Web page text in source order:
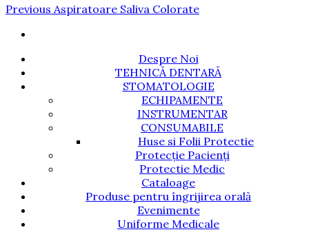
Navigare
articole
Previous
Previous Aspiratoare Saliva Colorate
Despre Noi
TEHNICĂ DENTARĂ
STOMATOLOGIE
ECHIPAMENTE
INSTRUMENTAR
CONSUMABILE
Huse si Folii Protectie
Protecție Pacienți
Protectie Medic
Cataloage
Produse pentru îngrijirea orală
Evenimente
Uniforme Medicale